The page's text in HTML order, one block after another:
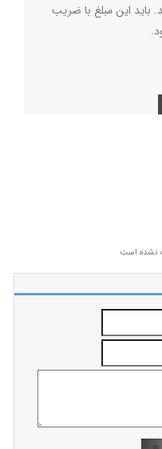
باید این مبلغ با ضریب
.
نشده است